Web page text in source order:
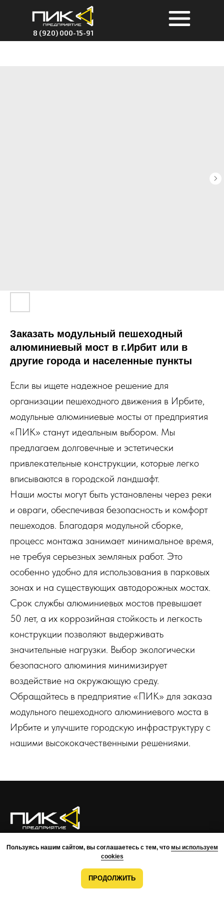
8 (920) 000-15-91
Заказать модульный пешеходный
алюминиевый мост в г.Ирбит или в
другие города и населенные пункты
Если вы ищете надежное решение для
организации пешеходного движения в Ирбите,
модульные алюминиевые мосты от предприятия
«ПИК» станут идеальным выбором. Мы
предлагаем долговечные и эстетически
привлекательные конструкции, которые легко
вписываются в городской ландшафт.
Наши мосты могут быть установлены через реки
и овраги, обеспечивая безопасность и комфорт
пешеходов. Благодаря модульной сборке,
процесс монтажа занимает минимальное время,
не требуя серьезных земляных работ. Это
особенно удобно для использования в парковых
зонах и на существующих автодорожных мостах.
Срок службы алюминиевых мостов превышает
50 лет, а их коррозийная стойкость и легкость
конструкции позволяют выдерживать
значительные нагрузки. Выбор экологически
безопасного алюминия минимизирует
воздействие на окружающую среду.
Обращайтесь в предприятие «ПИК» для заказа
модульного пешеходного алюминиевого моста в
Ирбите и улучшите городскую инфраструктуру с
нашими высококачественными решениями.
О КОМПАНИИ ПРЕИМУЩЕСТВА
МОНТАЖ РАЗРАБОТКА
Пользуясь нашим сайтом, вы соглашаетесь с тем, что мы используем
cookies
ПРОДОЛЖИТЬ